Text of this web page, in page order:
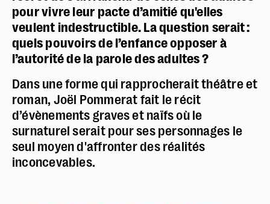
pour vivre leur pacte d’amitié qu'elles
veulent indestructible. La question serait :
quels pouvoirs de l’enfance opposer à
l’autorité de la parole des adultes ?
Dans une forme qui rapprocherait théâtre et
roman, Joël Pommerat fait le récit
d’évènements graves et naïfs où le
surnaturel serait pour ses personnages le
seul moyen d'affronter des réalités
inconcevables.